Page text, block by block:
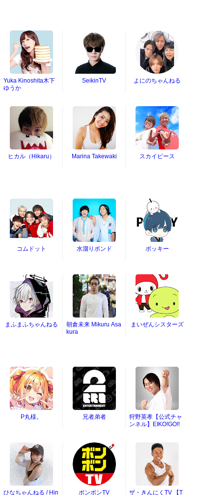
Yuka Kinoshita木下
ゆうか
SeikinTV よにのちゃんねる
ヒカル（Hikaru） Marina Takewaki スカイピース
コムドット 水溜りボンド ポッキー
まふまふちゃんねる
朝倉未来 Mikuru Asa
kura
まいぜんシスターズ
P丸様。 兄者弟者
狩野英孝【公式チャ
ンネル】EIKO!GO!!
ひなちゃんねる / Hin ボンボンTV ザ・きんにくTV 【T